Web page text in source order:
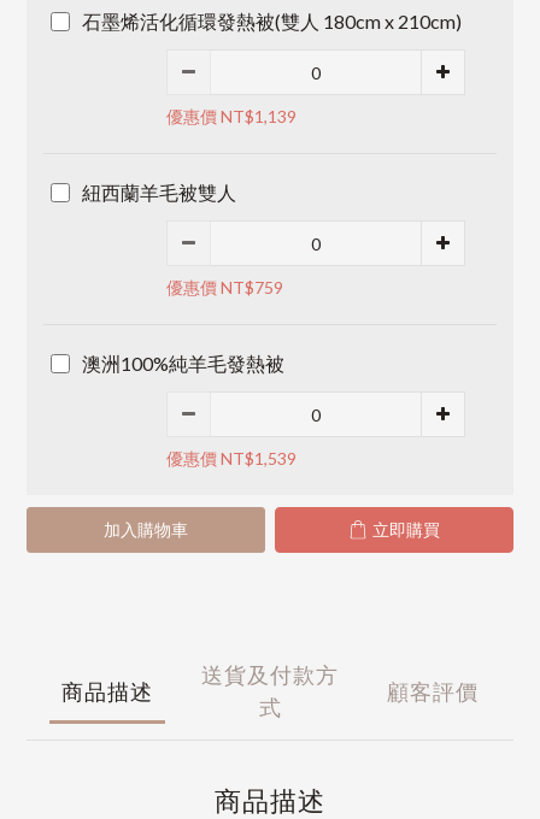
石墨烯活化循環發熱被(雙人 180cm x 210cm)
優惠價 NT$1,139
紐西蘭羊毛被雙人
優惠價 NT$759
澳洲100%純羊毛發熱被
優惠價 NT$1,539
加入購物車 立即購買
商品描述
送貨及付款方
式
顧客評價
商品描述